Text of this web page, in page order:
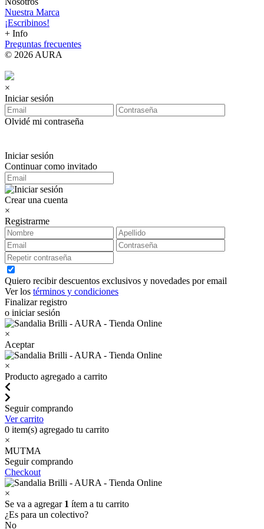
Nuestra Marca
¡Escribinos!
+ Info
Preguntas frecuentes
© 2026 AURA
×
Iniciar sesión
Olvidé mi contraseña
Iniciar sesión
Continuar como invitado
Crear una cuenta
×
Registrarme
Quiero recibir descuentos exclusivos y novedades por email
Ver los términos y condiciones
Finalizar registro
o iniciar sesión
×
Aceptar
×
Producto agregado a carrito
Seguir comprando
Ver carrito
0 item(s) agregado tu carrito
×
MUTMA
Seguir comprando
Checkout
×
Se va a agregar 1 ítem a tu carrito
¿Es para un colectivo?
No